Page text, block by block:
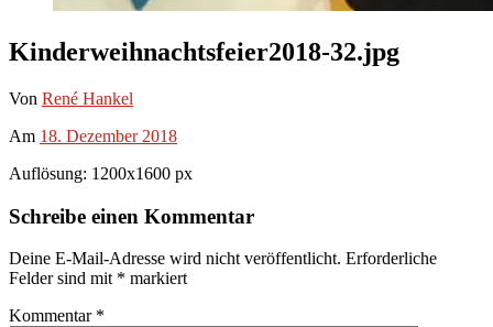
Kinderweihnachtsfeier2018-32.jpg
Von René Hankel
Am 18. Dezember 2018
Auflösung: 1200x1600 px
Schreibe einen Kommentar
Deine E-Mail-Adresse wird nicht veröffentlicht. Erforderliche
Felder sind mit * markiert
Kommentar *